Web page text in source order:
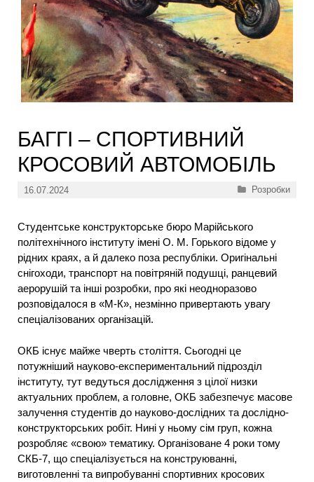
БАГГІ – СПОРТИВНИЙ
КРОСОВИЙ АВТОМОБІЛЬ
16.07.2024 Категорії
Розробки
Студентське конструкторське бюро Марійського
політехнічного інституту імені О. М. Горького відоме у
рідних краях, а й далеко поза республіки. Оригінальні
снігоходи, транспорт на повітряній подушці, ранцевий
аерорушій та інші розробки, про які неодноразово
розповідалося в «М-К», незмінно привертають увагу
спеціалізованих організацій.
ОКБ існує майже чверть століття. Сьогодні це
потужніший науково-експериментальний підрозділ
інституту, тут ведуться дослідження з цілої низки
актуальних проблем, а головне, ОКБ забезпечує масове
залучення студентів до науково-дослідних та дослідно-
конструкторських робіт. Нині у ньому сім груп, кожна
розробляє «свою» тематику. Організоване 4 роки тому
СКБ-7, що спеціалізується на конструюванні,
виготовленні та випробуванні спортивних кросових